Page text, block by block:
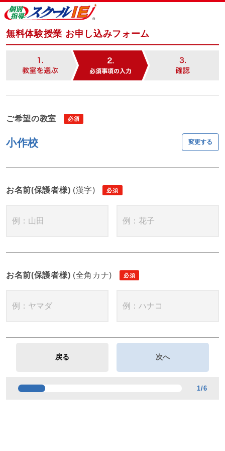
無料体験授業 お申し込みフォーム
ご希望の教室
小作校 変更する
お名前(保護者様) (漢字)
お名前(保護者様) (全角カナ)
1/6